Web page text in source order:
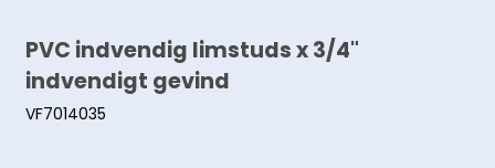
PVC indvendig limstuds x 3/4"
indvendigt gevind
VF7014035